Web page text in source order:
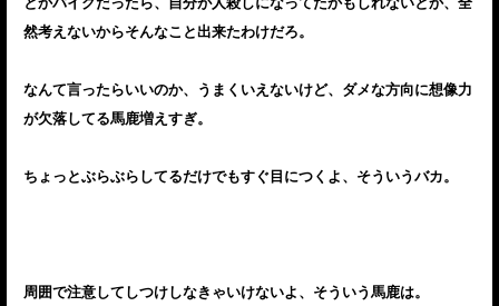
然考えないからそんなこと出来たわけだろ。
なんて言ったらいいのか、うまくいえないけど、ダメな方向に想像力
が欠落してる馬鹿増えすぎ。
ちょっとぶらぶらしてるだけでもすぐ目につくよ、そういうバカ。
周囲で注意してしつけしなきゃいけないよ、そういう馬鹿は。